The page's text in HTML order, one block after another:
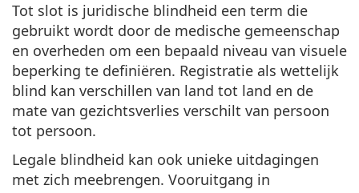
Tot slot is juridische blindheid een term die
gebruikt wordt door de medische gemeenschap
en overheden om een bepaald niveau van visuele
beperking te definiëren. Registratie als wettelijk
blind kan verschillen van land tot land en de
mate van gezichtsverlies verschilt van persoon
tot persoon.
Legale blindheid kan ook unieke uitdagingen
met zich meebrengen. Vooruitgang in